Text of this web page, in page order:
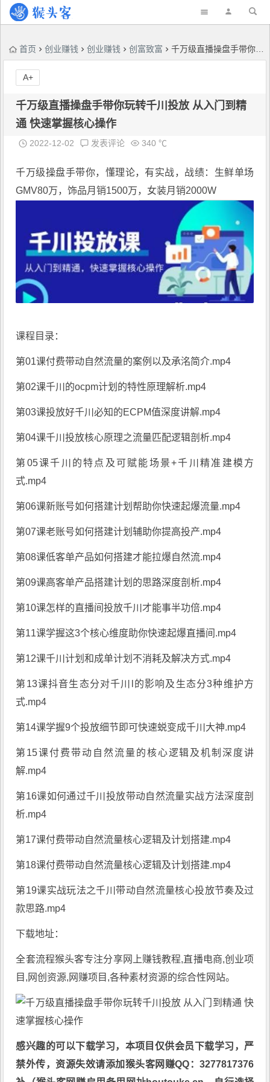
首页 创业赚钱 创业赚钱 创富致富 千万级直播操盘手带你玩转千川投放 从入门到精通 快速掌握核心操作
千万级直播操盘手带你玩转千川投放 从入门到精
通 快速掌握核心操作
2022-12-02 发表评论 340 ℃
千万级操盘手带你，懂理论，有实战，战绩：生鲜单场
GMV80万，饰品月销1500万，女装月销2000W
课程目录：
第01课付费带动自然流量的案例以及承洺简介.mp4
第02课千川的ocpm计划的特性原理解析.mp4
第03课投放好千川必知的ECPM值深度讲解.mp4
第04课千川投放核心原理之流量匹配逻辑剖析.mp4
第05课千川的特点及可赋能场景+千川精准建模方
式.mp4
第06课新账号如何搭建计划帮助你快速起爆流量.mp4
第07课老账号如何搭建计划辅助你提高投产.mp4
第08课低客单产品如何搭建才能拉爆自然流.mp4
第09课高客单产品搭建计划的思路深度剖析.mp4
第10课怎样的直播间投放千川才能事半功倍.mp4
第11课学握这3个核心维度助你快速起爆直播间.mp4
第12课千川计划和成单计划不消耗及解决方式.mp4
第13课抖音生态分对千川l的影响及生态分3种维护方
式.mp4
第14课学握9个投放细节即可快速蜕变成千川大神.mp4
第15课付费带动自然流量的核心逻辑及机制深度讲
解.mp4
第16课如何通过千川投放带动自然流量实战方法深度剖
析.mp4
第17课付费带动自然流量核心逻辑及计划搭建.mp4
第18课付费带动自然流量核心逻辑及计划搭建.mp4
第19课实战玩法之千川带动自然流量核心投放节奏及过
款思路.mp4
下载地址：
全套流程猴头客专注分享网上赚钱教程,直播电商,创业项
目,网创资源, 网赚项目 ,各种素材资源的综合性网站。
感兴趣的可以下载学习，本项目仅供会员下载学习，严
禁外传，资源失效请添加猴头客网赚QQ：3277817376
A+